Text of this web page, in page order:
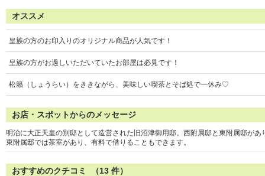
オススメ
皇族の方のお印入りのオリジナル商品が人気です！
皇族の方がお過しいただいていたお部屋は必見です！
松籟（しょうらい）をききながら、美味しい喫茶とそば処で一休み♡
お店・スポットからのメッセージ
明治に大正天皇の別邸として造営された旧沼津御用邸。西附属邸と東附属邸が
東附属邸では茶室があり、有料で借りることもできます。
おすすめのクチコミ （13 件）